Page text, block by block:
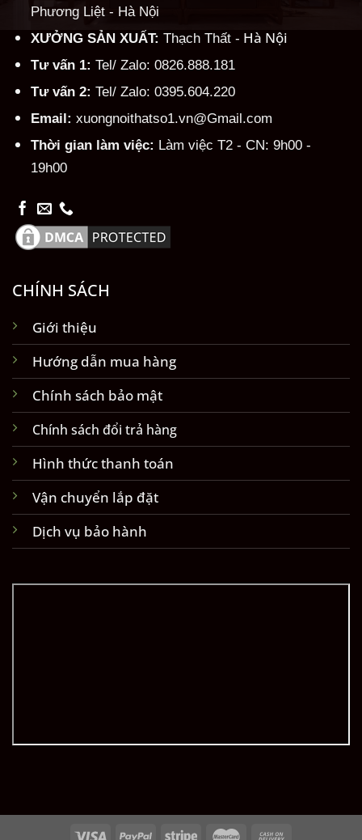
Phương Liệt - Hà Nội
XƯỞNG SẢN XUẤT: Thạch Thất - Hà Nội
Tư vấn 1: Tel/ Zalo: 0826.888.181
Tư vấn 2: Tel/ Zalo: 0395.604.220
Email: xuongnoithatso1.vn@Gmail.com
Thời gian làm việc: Làm việc T2 - CN: 9h00 -
19h00
CHÍNH SÁCH
Giới thiệu
Hướng dẫn mua hàng
Chính sách bảo mật
Chính sách đổi trả hàng
Hình thức thanh toán
Vận chuyển lắp đặt
Dịch vụ bảo hành